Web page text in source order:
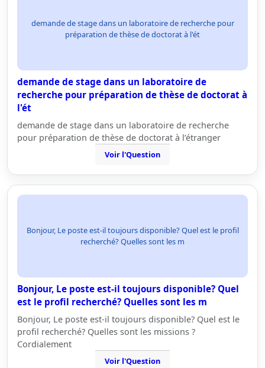
demande de stage dans un laboratoire de recherche pour
préparation de thèse de doctorat à l'ét
demande de stage dans un laboratoire de
recherche pour préparation de thèse de doctorat à
l'ét
demande de stage dans un laboratoire de recherche
pour préparation de thèse de doctorat à l’étranger
Voir l'Question
Bonjour, Le poste est-il toujours disponible? Quel est le profil
recherché? Quelles sont les m
Bonjour, Le poste est-il toujours disponible? Quel
est le profil recherché? Quelles sont les m
Bonjour, Le poste est-il toujours disponible? Quel est le
profil recherché? Quelles sont les missions ?
Cordialement
Voir l'Question